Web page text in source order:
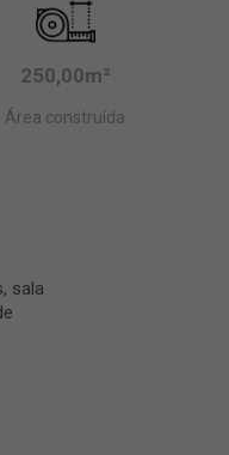
250,00m²
Área construída
sala